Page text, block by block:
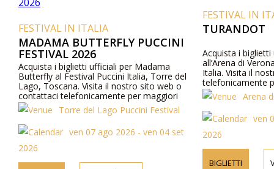
FESTIVAL IN ITALIA
MADAMA BUTTERFLY PUCCINI
FESTIVAL 2026
Acquista i biglietti ufficiali per Madama
Butterfly al Festival Puccini Italia, Torre del
Lago, Toscana. Visita il nostro sito web o
contattaci telefonicamente per maggiori
informazioni su prezzi, programma e cast.
Torre del Lago Puccini Festival
ven 07 ago 2026 - ven 04 set
2026
FESTIVAL IN
TURANDOT
Acquista i
all’Arena di
Italia. Visita il
telefonicamente
programma e
Arena
ven
2026
BIGLIETTI